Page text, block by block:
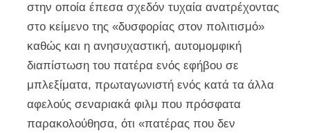
στην οποία έπεσα σχεδόν τυχαία ανατρέχοντας
στο κείμενο της «δυσφορίας στον πολιτισμό»
καθώς και η ανησυχαστική, αυτομομφική
διαπίστωση του πατέρα ενός εφήβου σε
μπλεξίματα, πρωταγωνιστή ενός κατά τα άλλα
αφελούς σεναριακά φιλμ που πρόσφατα
παρακολούθησα, ότι «πατέρας που δεν